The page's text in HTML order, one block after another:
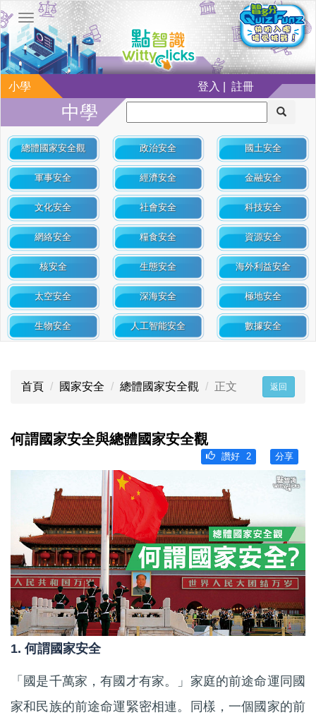
小學 登入 | 註冊
中學
總體國家安全觀 政治安全 國土安全
軍事安全 經濟安全 金融安全
文化安全 社會安全 科技安全
網絡安全 糧食安全 資源安全
核安全 生態安全 海外利益安全
太空安全 深海安全 極地安全
生物安全 人工智能安全 數據安全
首頁 國家安全 總體國家安全觀 正文 返回
何謂國家安全與總體國家安全觀
分享
讚好 2
1. 何謂國家安全
「國是千萬家，有國才有家。」家庭的前途命運同國
家和民族的前途命運緊密相連。同樣，一個國家的前